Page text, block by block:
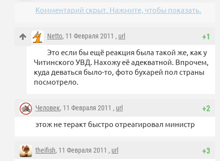
Комментарий скрыт. Нажмите, чтобы показать.
+1
Netto, 11 Февраля 2011 , url
Это если бы ещё реакция была такой же, как у
Читинского УВД. Нахожу её адекватной. Впрочем,
куда деваться было-то, фото бухарей пол страны
посмотрело.
+2
Человек, 11 Февраля 2011 , url
этож не теракт быстро отреагировал министр
+3
theifish, 11 Февраля 2011 , url